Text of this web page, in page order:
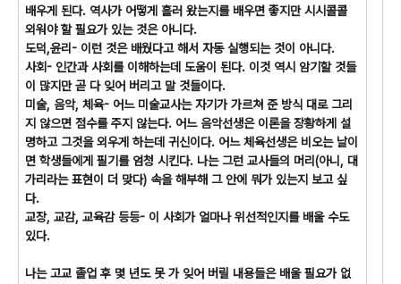
배우게 된다. 역사가 어떻게 흘러 왔는지를 배우면 좋지만 시시콜콜
외워야 할 필요가 있는 것은 아니다.
도덕,윤리- 이런 것은 배웠다고 해서 자동 실행되는 것이 아니다.
사회- 인간과 사회를 이해하는데 도움이 된다. 이것 역시 암기할 것들
이 많지만 곧 다 잊어 버리고 말 것들이다.
미술, 음악, 체육- 어느 미술교사는 자기가 가르쳐 준 방식 대로 그리
지 않으면 점수를 주지 않는다. 어느 음악선생은 이론을 장황하게 설
명하고 그것을 외우게 하는데 귀신이다. 어느 체육선생은 비오는 날이
면 학생들에게 필기를 엄청 시킨다. 나는 그런 교사들의 머리(아니, 대
가리라는 표현이 더 맞다) 속을 해부해 그 안에 뭐가 있는지 보고 싶
다.
교장, 교감, 교육감 등등- 이 사회가 얼마나 위선적인지를 배울 수도
있다.
나는 고교 졸업 후 몇 년도 못 가 잊어 버릴 내용들은 배울 필요가 없